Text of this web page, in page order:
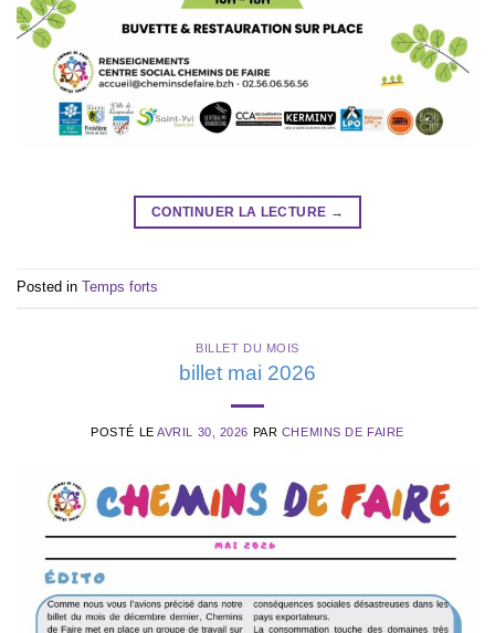
CONTINUER LA LECTURE →
Posted in Temps forts
BILLET DU MOIS
billet mai 2026
POSTÉ LEAVRIL 30, 2026 PAR CHEMINS DE FAIRE